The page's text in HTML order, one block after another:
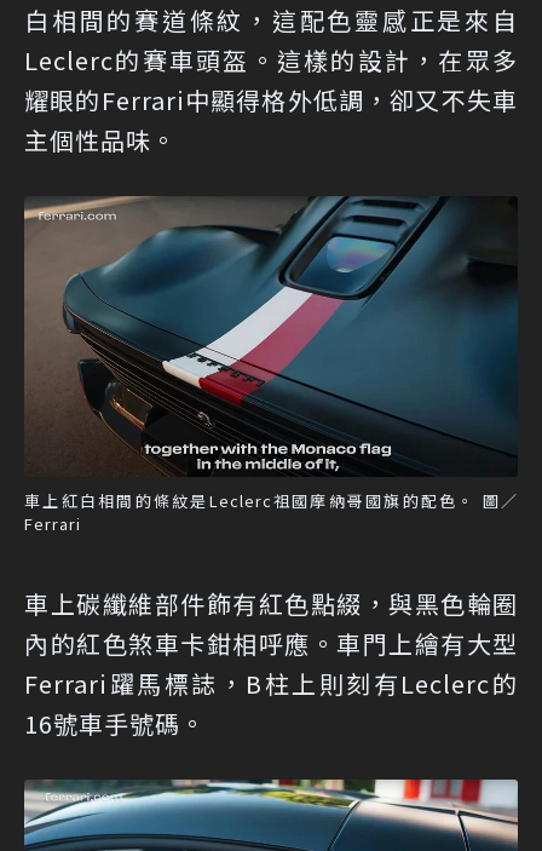
白相間的賽道條紋，這配色靈感正是來自
Leclerc的賽車頭盔。這樣的設計，在眾多
耀眼的Ferrari中顯得格外低調，卻又不失車
主個性品味。
車上紅白相間的條紋是Leclerc祖國摩納哥國旗的配色。 圖／
Ferrari
車上碳纖維部件飾有紅色點綴，與黑色輪圈
內的紅色煞車卡鉗相呼應。車門上繪有大型
Ferrari躍馬標誌，B柱上則刻有Leclerc的
16號車手號碼。